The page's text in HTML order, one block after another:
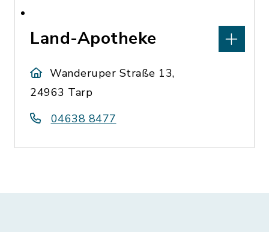
Land-Apotheke
Wanderuper Straße 13,
24963 Tarp
04638 8477